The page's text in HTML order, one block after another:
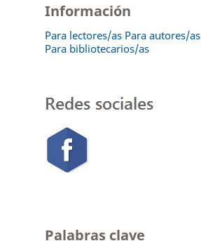
Información
Para lectores/as Para autores/as
Para bibliotecarios/as
Palabras clave